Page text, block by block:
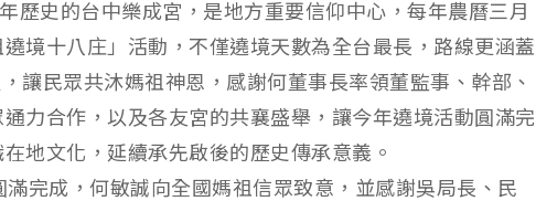
歷史的台中樂成宮，是地方重要信仰中心，每年農曆三月
境十八庄」活動，不僅遶境天數為全台最長，路線更涵蓋
讓民眾共沐媽祖神恩，感謝何董事長率領董監事、幹部、
力合作，以及各友宮的共襄盛舉，讓今年遶境活動圓滿完
地文化，延續承先啟後的歷史傳承意義。
完成，何敏誠向全國媽祖信眾致意，並感謝吳局長、民